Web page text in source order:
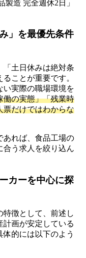
造 完全週休2日」
」を最優先条件
「土日休みは絶対条
ことが重要です。
い実際の職場環境を
働の実態」「残業時
票だけではわからな
あれば、食品工場の
合う求人を絞り込ん
カーを中心に探
徴として、前述し
計画が安定している
的には以下のよう